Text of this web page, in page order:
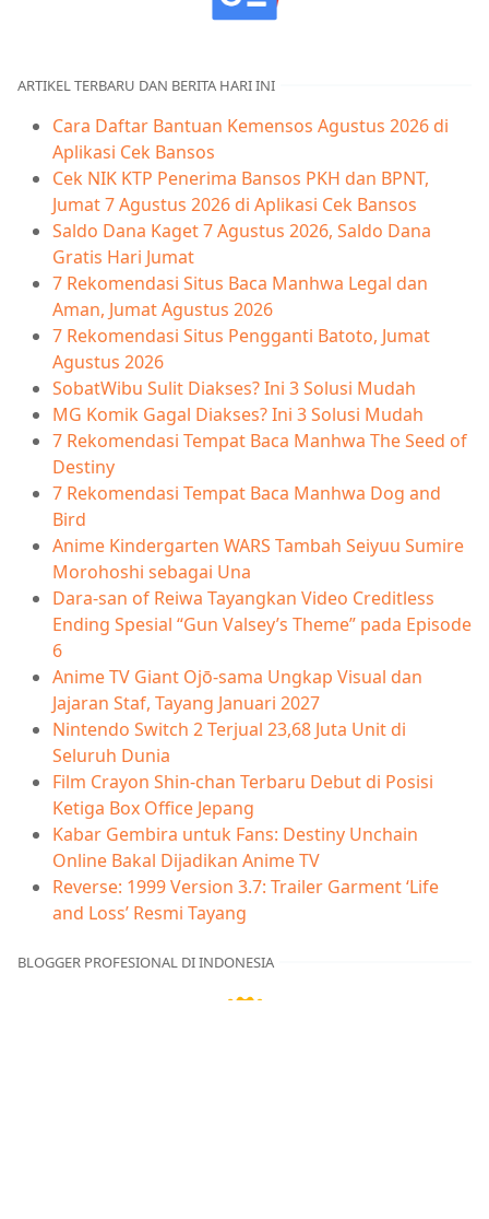
ARTIKEL TERBARU DAN BERITA HARI INI
Cara Daftar Bantuan Kemensos Agustus 2026 di
Aplikasi Cek Bansos
Cek NIK KTP Penerima Bansos PKH dan BPNT,
Jumat 7 Agustus 2026 di Aplikasi Cek Bansos
Saldo Dana Kaget 7 Agustus 2026, Saldo Dana
Gratis Hari Jumat
7 Rekomendasi Situs Baca Manhwa Legal dan
Aman, Jumat Agustus 2026
7 Rekomendasi Situs Pengganti Batoto, Jumat
Agustus 2026
SobatWibu Sulit Diakses? Ini 3 Solusi Mudah
MG Komik Gagal Diakses? Ini 3 Solusi Mudah
7 Rekomendasi Tempat Baca Manhwa The Seed of
Destiny
7 Rekomendasi Tempat Baca Manhwa Dog and
Bird
Anime Kindergarten WARS Tambah Seiyuu Sumire
Morohoshi sebagai Una
Dara-san of Reiwa Tayangkan Video Creditless
Ending Spesial “Gun Valsey’s Theme” pada Episode
6
Anime TV Giant Ojō-sama Ungkap Visual dan
Jajaran Staf, Tayang Januari 2027
Nintendo Switch 2 Terjual 23,68 Juta Unit di
Seluruh Dunia
Film Crayon Shin-chan Terbaru Debut di Posisi
Ketiga Box Office Jepang
Kabar Gembira untuk Fans: Destiny Unchain
Online Bakal Dijadikan Anime TV
Reverse: 1999 Version 3.7: Trailer Garment ‘Life
and Loss’ Resmi Tayang
BLOGGER PROFESIONAL DI INDONESIA